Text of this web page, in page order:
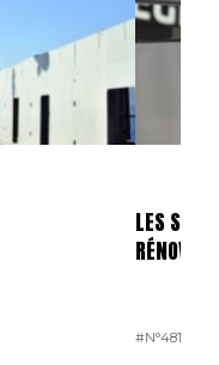
LES
RÉNOVÉS
#N°481